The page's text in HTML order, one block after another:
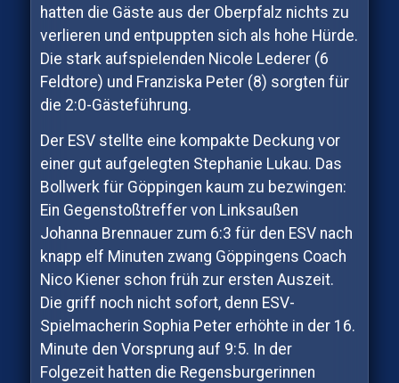
hatten die Gäste aus der Oberpfalz nichts zu
verlieren und entpuppten sich als hohe Hürde.
Die stark aufspielenden Nicole Lederer (6
Feldtore) und Franziska Peter (8) sorgten für
die 2:0-Gästeführung.
Der ESV stellte eine kompakte Deckung vor
einer gut aufgelegten Stephanie Lukau. Das
Bollwerk für Göppingen kaum zu bezwingen:
Ein Gegenstoßtreffer von Linksaußen
Johanna Brennauer zum 6:3 für den ESV nach
knapp elf Minuten zwang Göppingens Coach
Nico Kiener schon früh zur ersten Auszeit.
Die griff noch nicht sofort, denn ESV-
Spielmacherin Sophia Peter erhöhte in der 16.
Minute den Vorsprung auf 9:5. In der
Folgezeit hatten die Regensburgerinnen